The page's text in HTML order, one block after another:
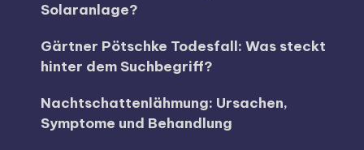
Solaranlage?
Gärtner Pötschke Todesfall: Was steckt
hinter dem Suchbegriff?
Nachtschattenlähmung: Ursachen,
Symptome und Behandlung